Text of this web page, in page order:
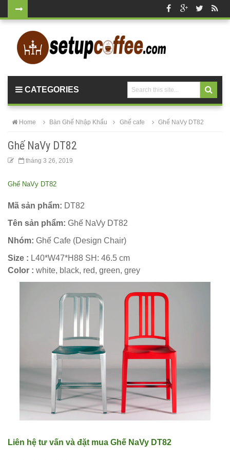
mặt đá
chân mạ
khách sang
Bàn ghế gỗ
cho quán
cafe, nhà
hàng
vintage tại
HCM - Bách
trang trí
CATEGORIES
Home Bàn Ghế Nhập Khẩu Ghế cafe Ghế NaVy DT82
Ghế NaVy DT82
tháng 3 26, 2019
Ghế NaVy DT82
Mã sản phẩm: DT82
Tên sản phẩm: Ghế NaVy DT82
Nhóm: Ghế Cafe (Design Chair)
Size : L40*W47*H88 SH: 46.5 cm
Color : white, black, red, green, grey
Liên hệ tư vấn và đặt mua Ghế NaVy DT82